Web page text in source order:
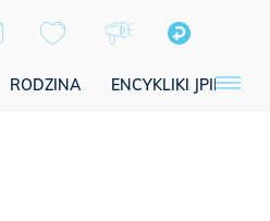
RODZINA ENCYKLIKI JPII